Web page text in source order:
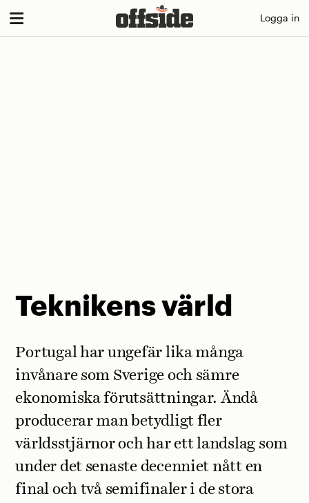
Skip
Logga in
Teknikens värld
Portugal har ungefär lika många
invånare som Sverige och sämre
ekonomiska förutsättningar. Ändå
producerar man betydligt fler
världsstjärnor och har ett landslag som
under det senaste decenniet nått en
final och två semifinaler i de stora